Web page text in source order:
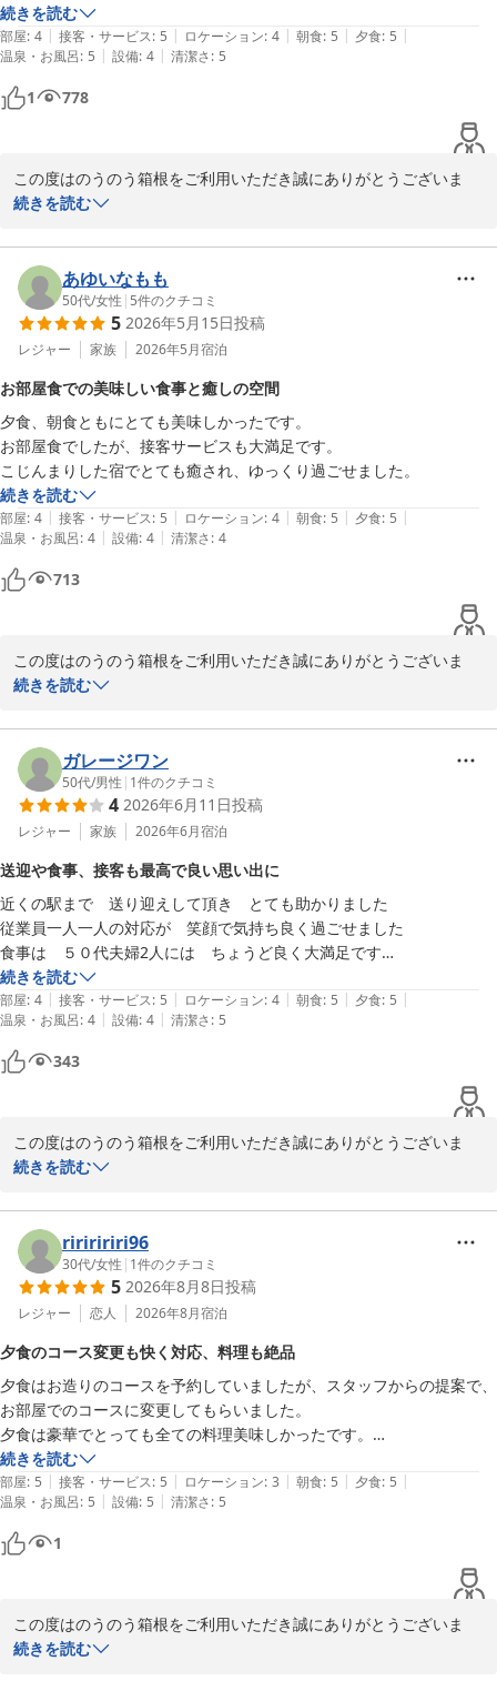
続きを読む
部屋: 4 | 接客・サービス: 5 | ロケーション: 4 | 朝食: 5 | 夕食: 5 |
温泉・お風呂: 5 | 設備: 4 | 清潔さ: 5
1 778
この度はのうのう箱根をご利用いただき誠にありがとうございま
す。またご丁寧に貴重なご滞在のご感想をご投稿頂きお礼申し上げ
ましてご満足頂けたご様子を拝見し、大変嬉しく存じます。お部屋
でもゆっくりとお寛ぎいただけたとのこと、何よりでございます。
また、お食事や貸切露天風呂につきましてもお褒めのお言葉を頂戴
し、スタッフ一同大変励みになっております。今後も皆様に心安ら
ぐひとときをお過ごしいただけますよう、より一層努めて参りま
のうのう箱根スタッフ一同
強羅温泉 強羅にごりの湯宿 のうのう箱根
2026-05-19
続きを読む
あゆいなもも
50代/女性 | 5件のクチコミ
5 2026年5月15日投稿
レジャー 家族 2026年5月宿泊
お部屋食での美味しい食事と癒しの空間
夕食、朝食ともにとても美味しかったです。
お部屋食でしたが、接客サービスも大満足です。
こじんまりした宿でとても癒され、ゆっくり過ごせました。
続きを読む
部屋: 4 | 接客・サービス: 5 | ロケーション: 4 | 朝食: 5 | 夕食: 5 |
温泉・お風呂: 4 | 設備: 4 | 清潔さ: 4
713
この度はのうのう箱根をご利用いただき誠にありがとうございま
す。またご丁寧に貴重なご滞在のご感想をご投稿頂きお礼申し上げ
フ一同安心いたしました。今後もお客様から頂く温かいお言葉を励
みにし更なるレベルの向上を目指して参ります。ありがとうござい
ました。
のうのう箱根スタッフ一同
強羅温泉 強羅にごりの湯宿 のうのう箱根
2026-05-16
続きを読む
ガレージワン
50代/男性 | 1件のクチコミ
4 2026年6月11日投稿
レジャー 家族 2026年6月宿泊
送迎や食事、接客も最高で良い思い出に
近くの駅まで　送り迎えして頂き　とても助かりました
従業員一人一人の対応が　笑顔で気持ち良く過ごせました
食事は　５０代夫婦2人には　ちょうど良く大満足です
味も見た目も素晴らしく　私の中では　すご腕職人だと感じました
泊まったお部屋のロケーションは　残念でしたが　お部屋は綺麗　ベッ
ド寝心地最高
箱根フリーパスを利用する方には　是非オススメします
続きを読む
部屋: 4 | 接客・サービス: 5 | ロケーション: 4 | 朝食: 5 | 夕食: 5 |
温泉・お風呂: 4 | 設備: 4 | 清潔さ: 5
343
この度はのうのう箱根をご利用いただき誠にありがとうございま
す。またご丁寧に貴重なご滞在のご感想をご投稿頂きお礼申し上げ
いお言葉まで頂け嬉しく思います。頂戴いたしましたお言葉を励み
に、スタッフ一同今後も更なるレベルの向上を目指して参ります。
是非また季節を変えて当館に再来くださいませ。ありがとうござい
ました。
のうのう箱根スタッフ一同
強羅温泉 強羅にごりの湯宿 のうのう箱根
2026-06-12
続きを読む
ririririri96
30代/女性 | 1件のクチコミ
5 2026年8月8日投稿
レジャー 恋人 2026年8月宿泊
夕食のコース変更も快く対応、料理も絶品
夕食はお造りのコースを予約していましたが、スタッフからの提案で、
お部屋でのコースに変更してもらいました。
夕食は豪華でとっても全ての料理美味しかったです。
また絶対泊まりに来たいです。
続きを読む
部屋: 5 | 接客・サービス: 5 | ロケーション: 3 | 朝食: 5 | 夕食: 5 |
温泉・お風呂: 5 | 設備: 5 | 清潔さ: 5
1
この度はのうのう箱根をご利用いただき誠にありがとうございま
す。またご丁寧に貴重なご滞在のご感想をお写真と共にご投稿頂き
続きを読む